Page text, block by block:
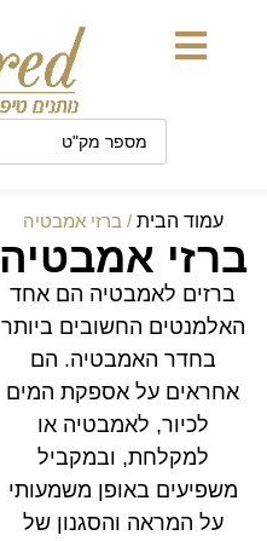
עמוד הבית / ברזי אמבטיה
ברזי אמבטיה
ברזים לאמבטיה הם אחד
האלמנטים החשובים ביותר
בחדר האמבטיה. הם
אחראים על אספקת המים
לכיור, לאמבטיה או
למקלחת, ובמקביל
משפיעים באופן משמעותי
על המראה והסגנון של